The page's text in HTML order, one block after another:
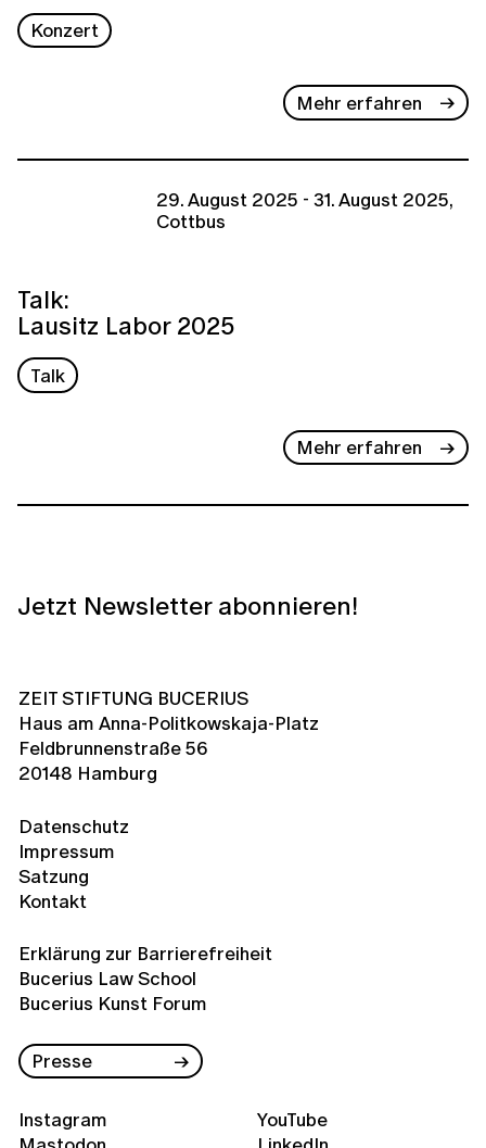
Konzert
Mehr erfahren
29. August 2025 - 31. August 2025,
Cottbus
Talk:
Lausitz Labor 2025
Talk
Mehr erfahren
Jetzt Newsletter abonnieren!
ZEIT STIFTUNG BUCERIUS
Haus am Anna-Politkowskaja-Platz
Feldbrunnenstraße 56
20148 Hamburg
Datenschutz
Impressum
Satzung
Kontakt
Erklärung zur Barrierefreiheit
Bucerius Law School
Bucerius Kunst Forum
Presse
Instagram
YouTube